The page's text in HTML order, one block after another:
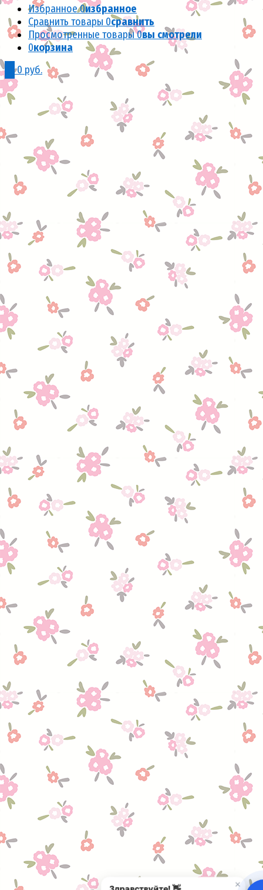
Избранное0избранное
Сравнить товары 0сравнить
Просмотренные товары0вы смотрели
0корзина
0 руб.